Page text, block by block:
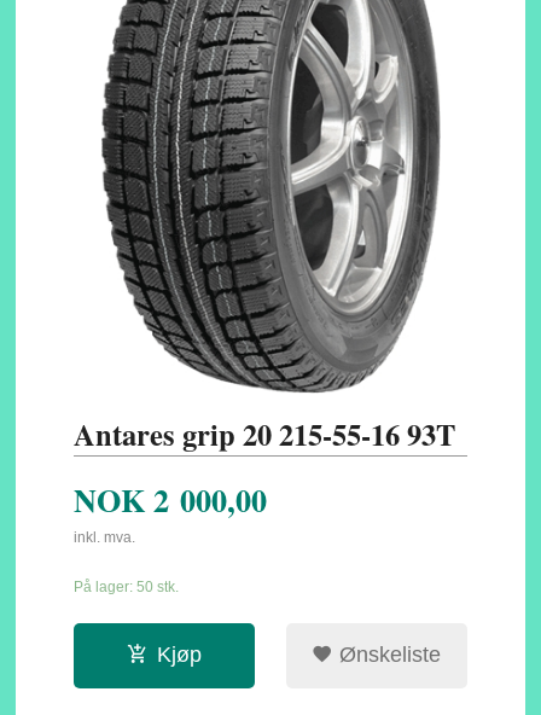
Antares grip 20 215-55-16 93T
NOK2 000,00
inkl. mva.
På lager: 50 stk.
Kjøp Ønskeliste